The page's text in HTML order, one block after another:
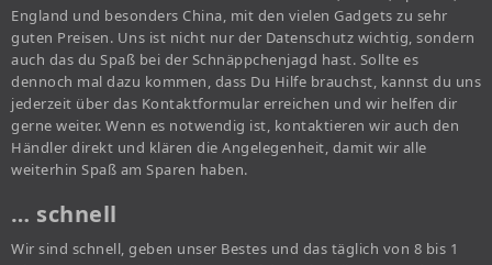
England und besonders China, mit den vielen Gadgets zu sehr
guten Preisen. Uns ist nicht nur der Datenschutz wichtig, sondern
auch das du Spaß bei der Schnäppchenjagd hast. Sollte es
dennoch mal dazu kommen, dass Du Hilfe brauchst, kannst du uns
jederzeit über das Kontaktformular erreichen und wir helfen dir
gerne weiter. Wenn es notwendig ist, kontaktieren wir auch den
Händler direkt und klären die Angelegenheit, damit wir alle
weiterhin Spaß am Sparen haben.
… schnell
Wir sind schnell, geben unser Bestes und das täglich von 8 bis 1